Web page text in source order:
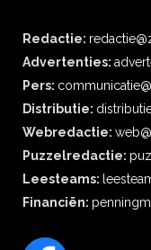
Redactie:
Advertenties:
Pers:
Distributie:
Webredactie:
Puzzelredactie:
Leesteams:
Financiën: